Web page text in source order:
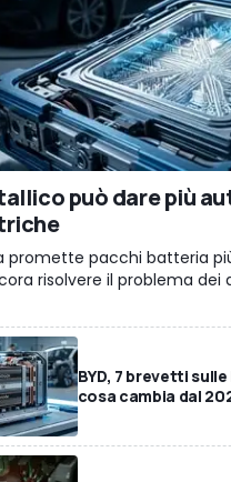
può dare più
promette pacchi batteria
risolvere il problema dei
BYD, 7 brevetti
cosa cambia dal